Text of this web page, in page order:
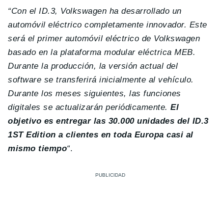
“Con el ID.3, Volkswagen ha desarrollado un
automóvil eléctrico completamente innovador. Este
será el primer automóvil eléctrico de Volkswagen
basado en la plataforma modular eléctrica MEB.
Durante la producción, la versión actual del
software se transferirá inicialmente al vehículo.
Durante los meses siguientes, las funciones
digitales se actualizarán periódicamente.El
objetivo es entregar las 30.000 unidades del ID.3
1ST Edition a clientes en toda Europa casi al
mismo tiempo“.